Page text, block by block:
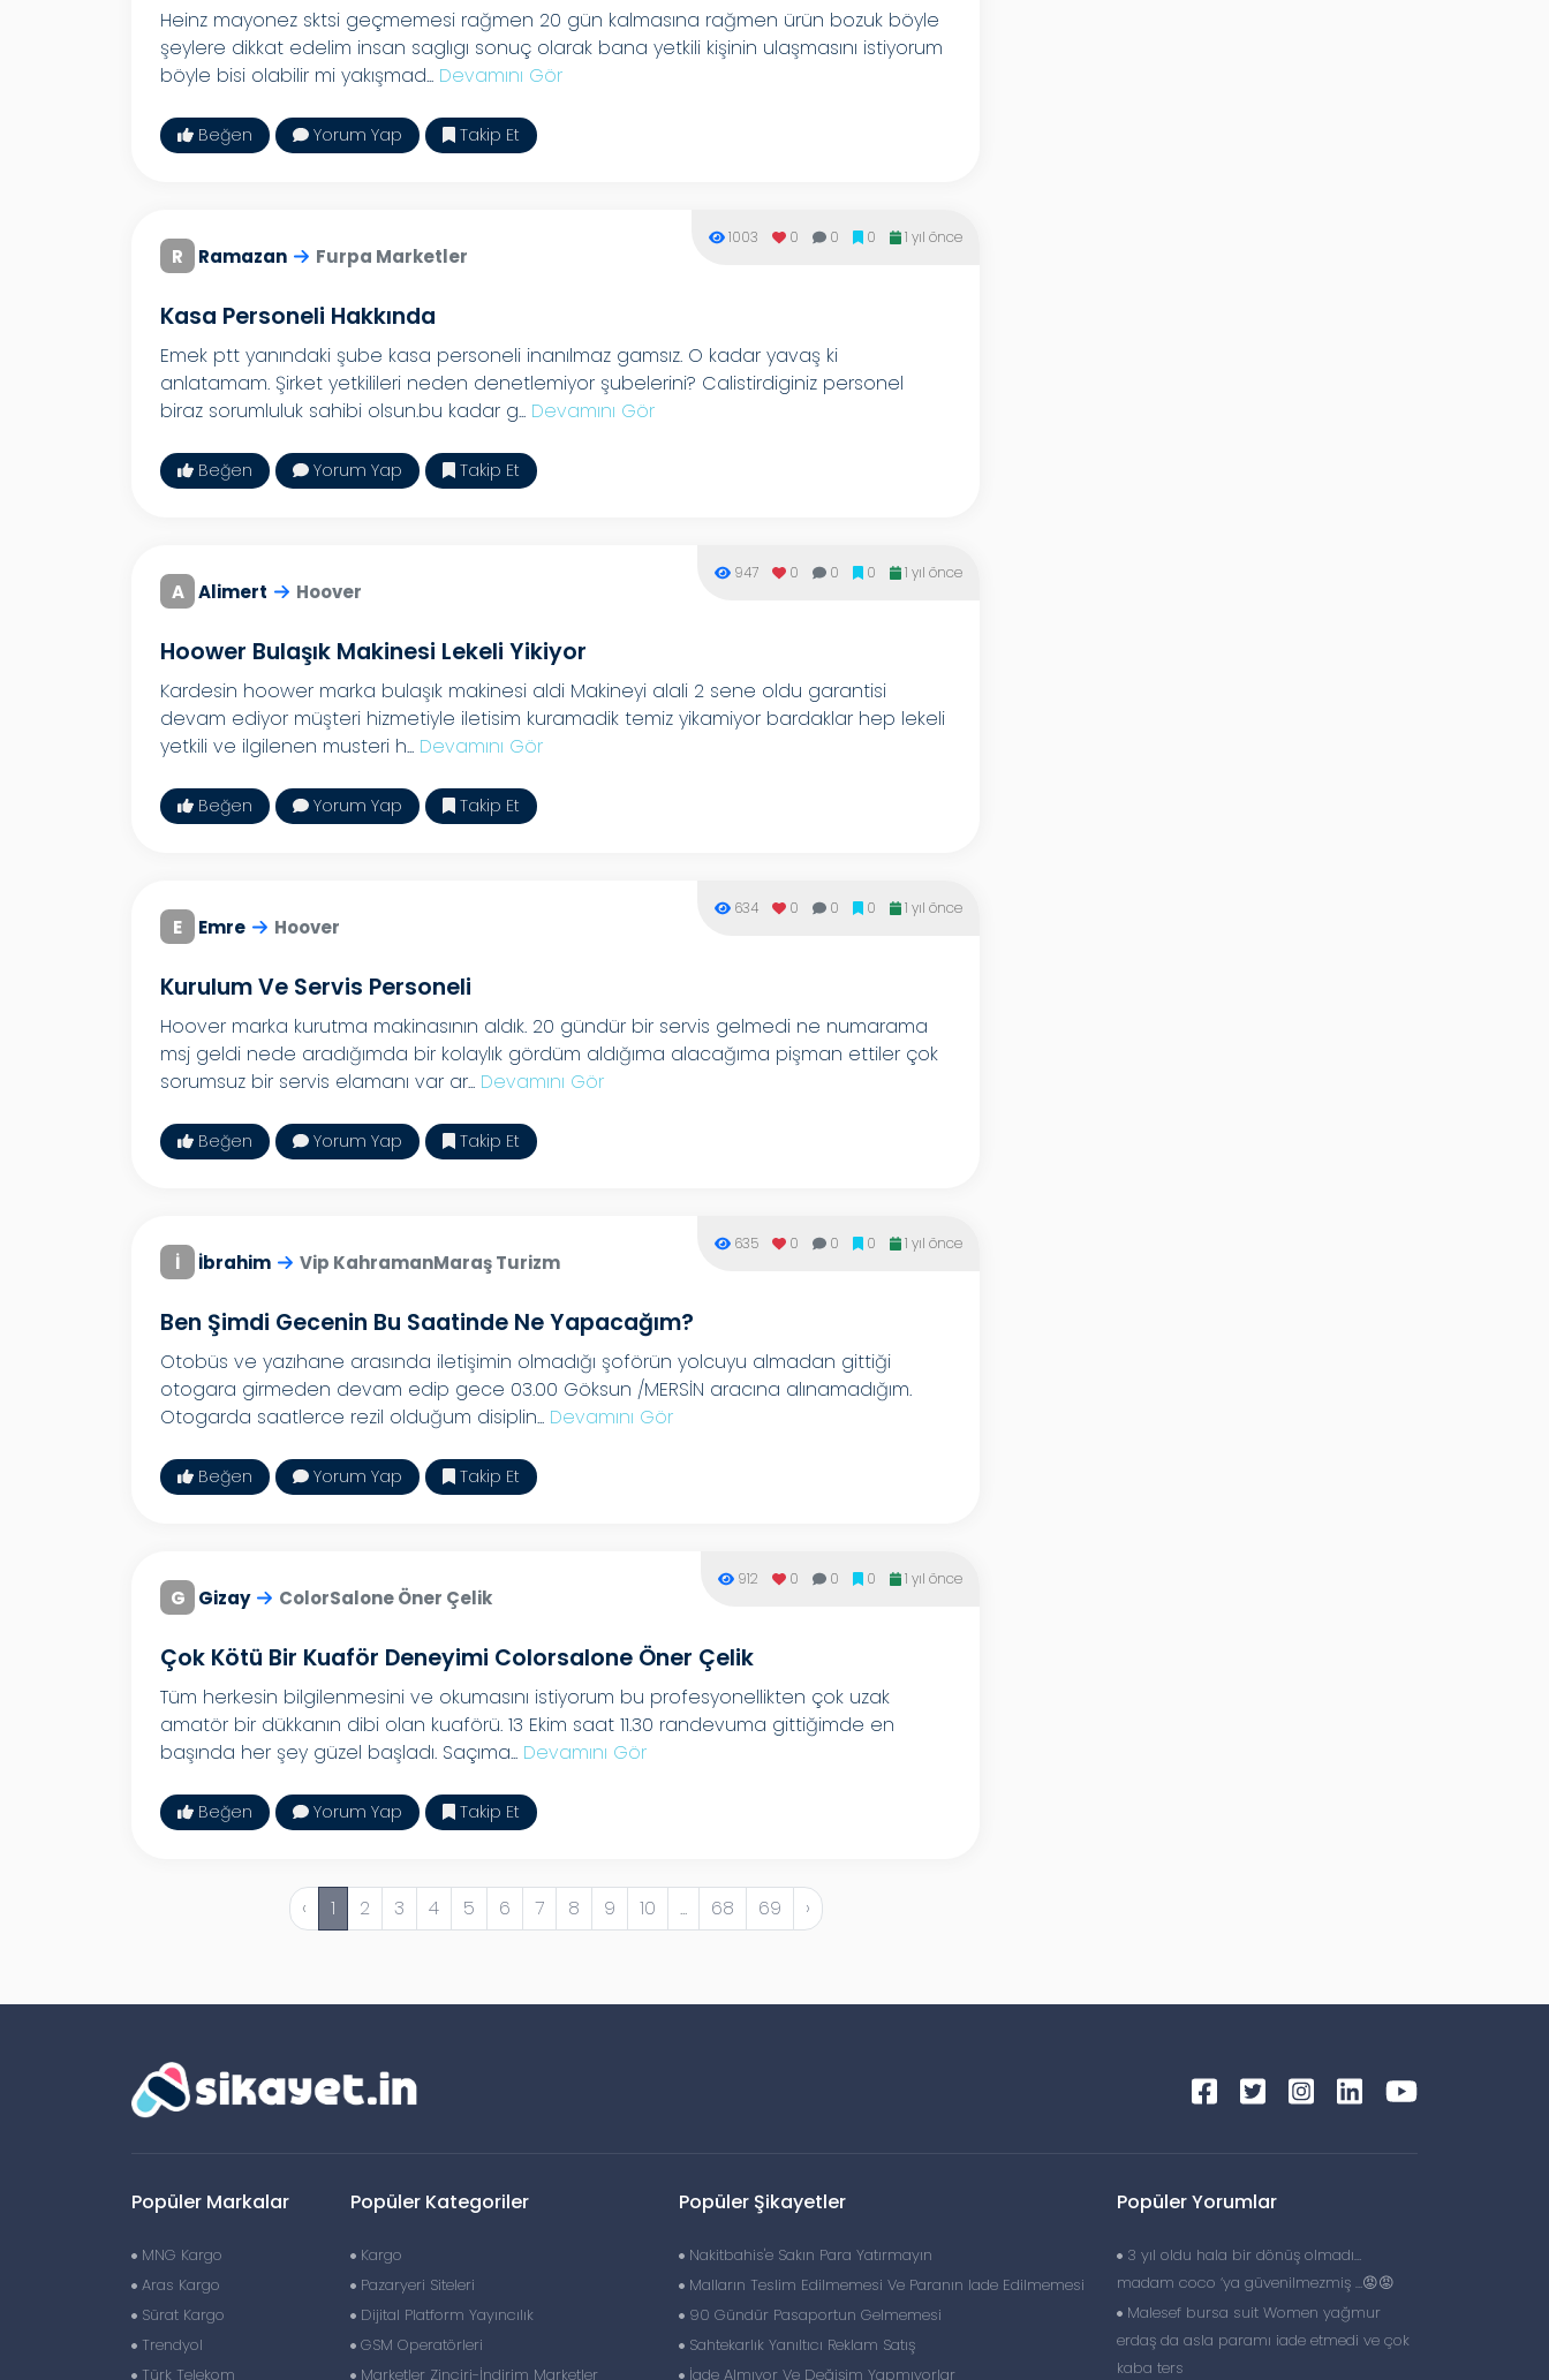
Heinz mayonez sktsi geçmemesi rağmen 20 gün kalmasına rağmen ürün bozuk böyle
şeylere dikkat edelim insan saglıgı sonuç olarak bana yetkili kişinin ulaşmasını istiyorum
böyle bisi olabilir mi yakışmad... Devamını Gör
Beğen Yorum Yap Takip Et
R Ramazan Furpa Marketler
Kasa Personeli Hakkında
1003 0 0 0 1 yıl önce
Emek ptt yanındaki şube kasa personeli inanılmaz gamsız. O kadar yavaş ki
anlatamam. Şirket yetkilileri neden denetlemiyor şubelerini? Calistirdiginiz personel
biraz sorumluluk sahibi olsun.bu kadar g... Devamını Gör
Beğen Yorum Yap Takip Et
A Alimert Hoover
Hoower Bulaşık Makinesi Lekeli Yikiyor
947 0 0 0 1 yıl önce
Kardesin hoower marka bulaşık makinesi aldi Makineyi alali 2 sene oldu garantisi
devam ediyor müşteri hizmetiyle iletisim kuramadik temiz yikamiyor bardaklar hep lekeli
yetkili ve ilgilenen musteri h... Devamını Gör
Beğen Yorum Yap Takip Et
E Emre Hoover
Kurulum Ve Servis Personeli
634 0 0 0 1 yıl önce
Hoover marka kurutma makinasının aldık. 20 gündür bir servis gelmedi ne numarama
msj geldi nede aradığımda bir kolaylık gördüm aldığıma alacağıma pişman ettiler çok
sorumsuz bir servis elamanı var ar... Devamını Gör
Beğen Yorum Yap Takip Et
İ İbrahim Vip KahramanMaraş Turizm
Ben Şimdi Gecenin Bu Saatinde Ne Yapacağım?
635 0 0 0 1 yıl önce
Otobüs ve yazıhane arasında iletişimin olmadığı şoförün yolcuyu almadan gittiği
otogara girmeden devam edip gece 03.00 Göksun /MERSİN aracına alınamadığım.
Otogarda saatlerce rezil olduğum disiplin... Devamını Gör
Beğen Yorum Yap Takip Et
G Gizay ColorSalone Öner Çelik
Çok Kötü Bir Kuaför Deneyimi Colorsalone Öner Çelik
912 0 0 0 1 yıl önce
Tüm herkesin bilgilenmesini ve okumasını istiyorum bu profesyonellikten çok uzak
amatör bir dükkanın dibi olan kuaförü. 13 Ekim saat 11.30 randevuma gittiğimde en
başında her şey güzel başladı. Saçıma... Devamını Gör
Beğen Yorum Yap Takip Et
‹ 1 2 3 4 5 6 7 8 9 10 ... 68 69 ›
Popüler Markalar
MNG Kargo
Aras Kargo
Sürat Kargo
Trendyol
Türk Telekom
Popüler Kategoriler
Kargo
Pazaryeri Siteleri
Dijital Platform Yayıncılık
GSM Operatörleri
Marketler Zinciri-İndirim Marketler
Popüler Şikayetler
Nakitbahis'e Sakın Para Yatırmayın
Malların Teslim Edilmemesi Ve Paranın Iade Edilmemesi
90 Gündür Pasaportun Gelmemesi
Sahtekarlık Yanıltıcı Reklam Satış
İade Almıyor Ve Değişim Yapmıyorlar
Popüler Yorumlar
3 yıl oldu hala bir dönüş olmadı…
madam coco ‘ya güvenilmezmiş …😡😡
Malesef bursa suit Women yağmur
erdaş da asla paramı iade etmedi ve çok
kaba ters